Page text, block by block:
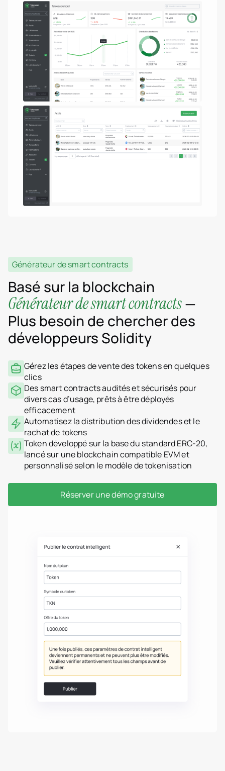
Générateur de smart contracts
Basé sur la blockchain
Générateur de smart contracts—
Plus besoin de chercher des
développeurs Solidity
Gérez les étapes de vente des tokens en quelques
clics
Des smart contracts audités et sécurisés pour
divers cas d’usage, prêts à être déployés
efficacement
Automatisez la distribution des dividendes et le
rachat de tokens
Token développé sur la base du standard ERC-20,
lancé sur une blockchain compatible EVM et
personnalisé selon le modèle de tokenisation
Réserver une démo gratuite